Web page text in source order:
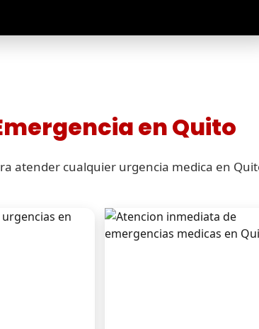
en Quito
atender cualquier urgencia medica en